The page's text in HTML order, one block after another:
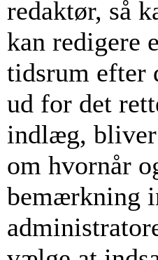
redaktør, så
kan redigere
tidsrum efter
ud for det
indlæg, bliver
om hvornår
bemærkning